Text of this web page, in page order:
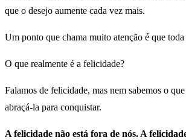
que o desejo aumente cada vez mais.
Um ponto que chama muito atenção é que
O que realmente é a felicidade?
Falamos de felicidade, mas nem sabemos o
abraçá-la para conquistar.
A felicidade não está fora de nós. A